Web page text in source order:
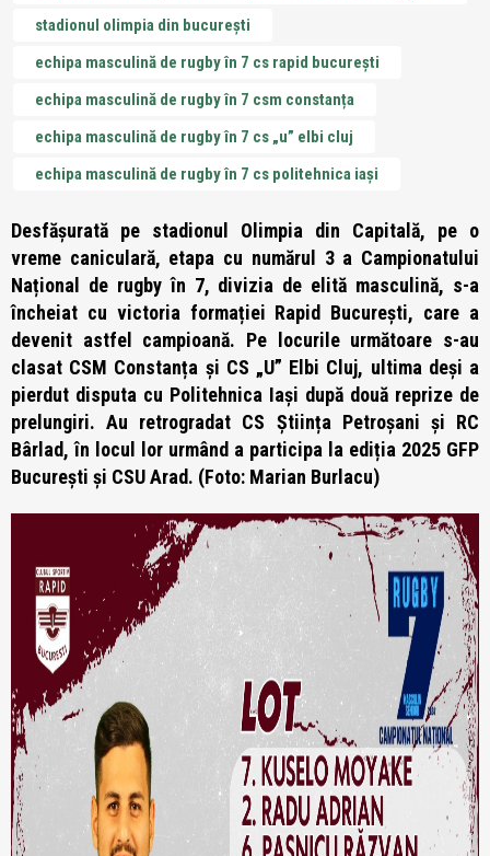
stadionul olimpia din bucurești
echipa masculină de rugby în 7 cs rapid bucurești
echipa masculină de rugby în 7 csm constanța
echipa masculină de rugby în 7 cs „u” elbi cluj
echipa masculină de rugby în 7 cs politehnica iași
Desfășurată pe stadionul Olimpia din Capitală, pe o
vreme caniculară, etapa cu numărul 3 a Campionatului
Național de rugby în 7, divizia de elită masculină, s-a
încheiat cu victoria formației Rapid București, care a
devenit astfel campioană. Pe locurile următoare s-au
clasat CSM Constanța și CS „U” Elbi Cluj, ultima deși a
pierdut disputa cu Politehnica Iași după două reprize de
prelungiri. Au retrogradat CS Știința Petroșani și RC
Bârlad, în locul lor urmând a participa la ediția 2025 GFP
București și CSU Arad. (Foto: Marian Burlacu)